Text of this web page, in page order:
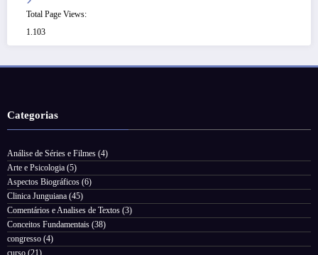
Total Page Views:
1.103
Categorias
Análise de Séries e Filmes (4)
Arte e Psicologia (5)
Aspectos Biográficos (6)
Clinica Junguiana (45)
Comentários e Analises de Textos (3)
Conceitos Fundamentais (38)
congresso (4)
curso (21)